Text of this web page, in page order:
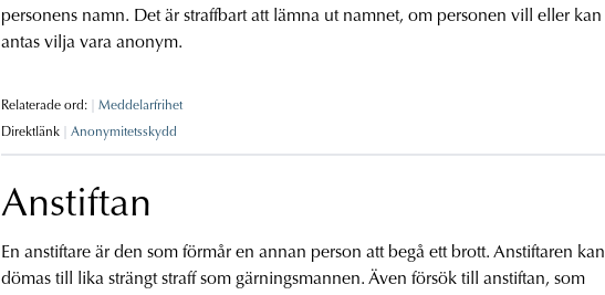
personens namn. Det är straffbart att lämna ut namnet, om personen vill eller kan
antas vilja vara anonym.
Relaterade ord:
Meddelarfrihet
Direktlänk
Anonymitetsskydd
Anstiftan
En anstiftare är den som förmår en annan person att begå ett brott. Anstiftaren kan
dömas till lika strängt straff som gärningsmannen. Även försök till anstiftan, som